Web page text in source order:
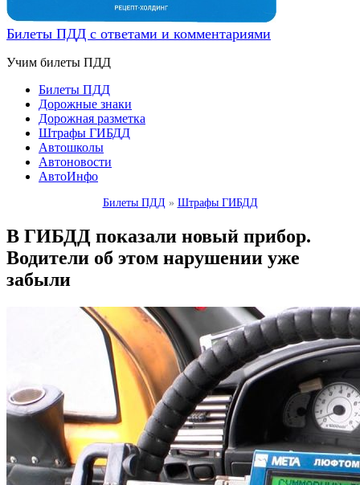
Билеты ПДД с ответами и комментариями
Учим билеты ПДД
Билеты ПДД
Дорожные знаки
Дорожная разметка
Штрафы ГИБДД
Автошколы
Автоновости
АвтоИнфо
Билеты ПДД » Штрафы ГИБДД
В ГИБДД показали новый прибор.
Водители об этом нарушении уже
забыли